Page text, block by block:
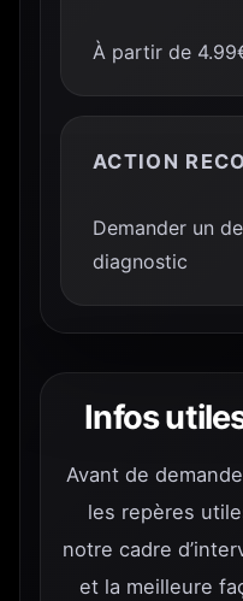
À partir de
ACTION
Demander un
diagnostic
Infos
Avant de
les repères
notre cadre
et la meilleure